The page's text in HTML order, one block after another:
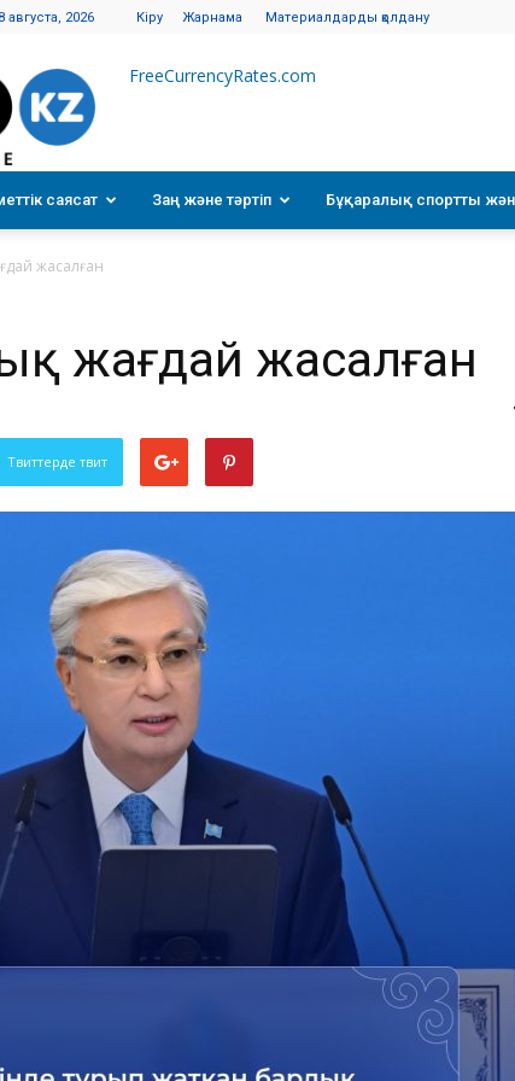
августа, 2026 Кіру Жарнама Материалдарды қолдану
FreeCurrencyRates.com
саясат Заң және тәртіп Бұқаралық спортты
жасалған
жағдай жасалған
Твиттерде твит